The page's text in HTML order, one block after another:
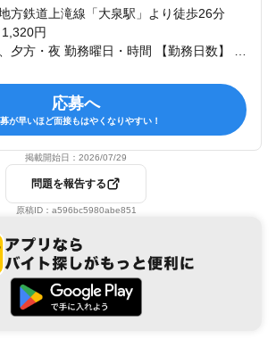
方鉄道上滝線「大泉駅」より徒歩26分
円
応募へ
募が早いほど面接もはやくなりやすい！
掲載開始日： 2026/07/29
問題を報告する
原稿ID： a596bc5980abe851